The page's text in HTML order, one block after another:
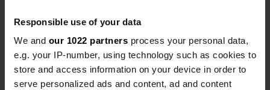
Responsible use of your data
We and our 1022 partners process your personal data,
e.g. your IP-number, using technology such as cookies to
store and access information on your device in order to
serve personalized ads and content, ad and content
jambon.
Ajout d'une photo à un
emplacement
—il y a presque
3 ans